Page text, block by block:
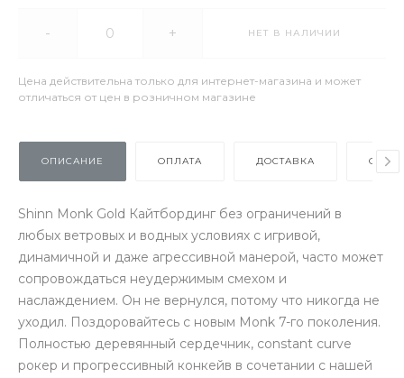
- + НЕТ В НАЛИЧИИ
Цена действительна только для интернет-магазина и может
отличаться от цен в розничном магазине
ОПИСАНИЕ ОПЛАТА ДОСТАВКА
Shinn Monk Gold Кайтбординг без ограничений в
любых ветровых и водных условиях с игривой,
динамичной и даже агрессивной манерой, часто может
сопровождаться неудержимым смехом и
наслаждением. Он не вернулся, потому что никогда не
уходил. Поздоровайтесь с новым Monk 7-го поколения.
Полностью деревянный сердечник, constant curve
рокер и прогрессивный конкейв в сочетании с нашей